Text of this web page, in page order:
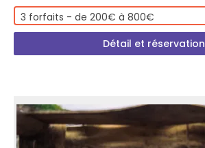
3 forfaits - de 200€ à 800€
Détail et réservation